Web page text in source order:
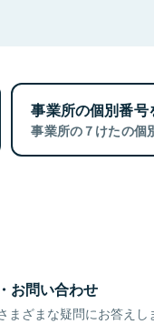
事業所の個別番号
事業所の７けたの個
お問い合わせ
まざまな疑問にお答えし